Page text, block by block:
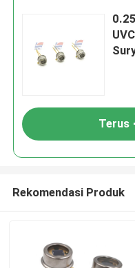
Terus
Rekomendasi Produk